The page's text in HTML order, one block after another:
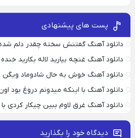
پست های پیشنهادی
دانلود آهنگ گفتنش سخته چقدر دلم
دانلود آهنگ غنچه بیارید لاله بکارید
دانلود آهنگ خوش به حال شادوماد ویگن
دانلود آهنگ با اینکه میدونم دروغ بود
دانلود آهنگ غرق لاوم ببین چیکار کردی
دیدگاه خود را بگذارید